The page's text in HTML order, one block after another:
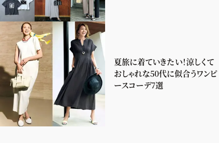
夏旅に着ていきたい！涼しくて
おしゃれな50代に似合うワンピ
ースコーデ7選